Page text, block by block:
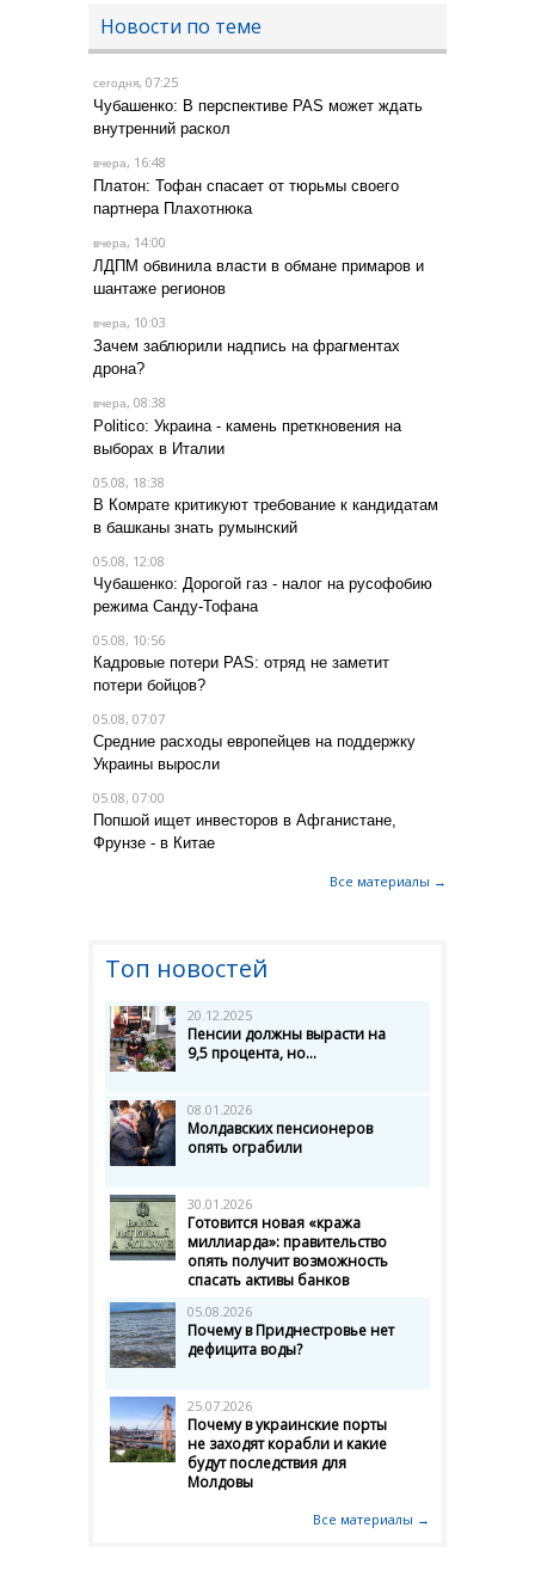
Новости по теме
сегодня, 07:25
Чубашенко: В перспективе PAS может ждать
внутренний раскол
вчера, 16:48
Платон: Тофан спасает от тюрьмы своего
партнера Плахотнюка
вчера, 14:00
ЛДПМ обвинила власти в обмане примаров и
шантаже регионов
вчера, 10:03
Зачем заблюрили надпись на фрагментах
дрона?
вчера, 08:38
Politico: Украина - камень преткновения на
выборах в Италии
05.08, 18:38
В Комрате критикуют требование к кандидатам
в башканы знать румынский
05.08, 12:08
Чубашенко: Дорогой газ - налог на русофобию
режима Санду-Тофана
05.08, 10:56
Кадровые потери PAS: отряд не заметит
потери бойцов?
05.08, 07:07
Средние расходы европейцев на поддержку
Украины выросли
05.08, 07:00
Попшой ищет инвесторов в Афганистане,
Фрунзе - в Китае
Все материалы →
Топ новостей
20.12.2025
Пенсии должны вырасти на
9,5 процента, но...
08.01.2026
Молдавских пенсионеров
опять ограбили
30.01.2026
Готовится новая «кража
миллиарда»: правительство
опять получит возможность
спасать активы банков
05.08.2026
Почему в Приднестровье нет
дефицита воды?
25.07.2026
Почему в украинские порты
не заходят корабли и какие
будут последствия для
Молдовы
Все материалы →